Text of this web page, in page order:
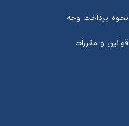
نحوه پرداخت وجه
قوانین و مقررات